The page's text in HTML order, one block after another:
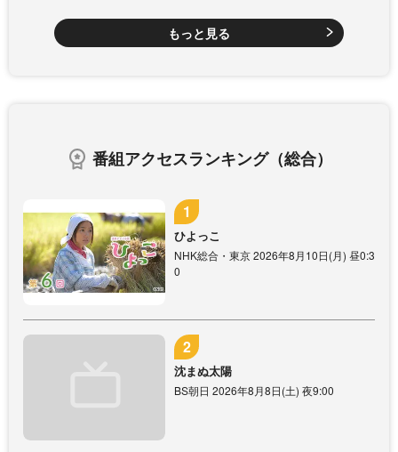
もっと見る
番組アクセスランキング（総合）
ひよっこ
NHK総合・東京 2026年8月10日(月) 昼0:3
0
沈まぬ太陽
BS朝日 2026年8月8日(土) 夜9:00